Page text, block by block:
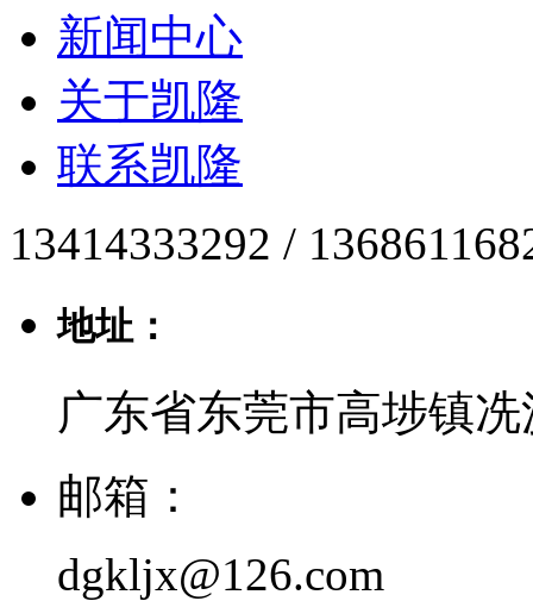
新闻中心
关于凯隆
联系凯隆
13414333292 /
地址：
广东省东莞市高埗镇
邮箱：
dgkljx@126.com